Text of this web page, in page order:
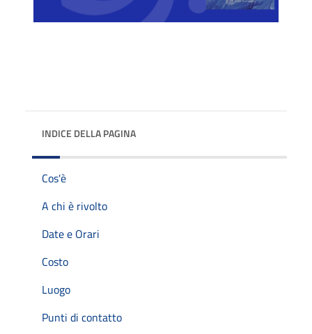
INDICE DELLA PAGINA
Cos'è
A chi è rivolto
Date e Orari
Costo
Luogo
Punti di contatto